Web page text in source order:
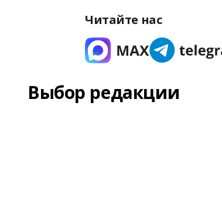
Читайте нас
Выбор редакции